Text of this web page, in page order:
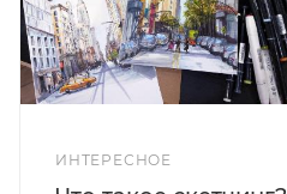
ИНТЕРЕСНОЕ